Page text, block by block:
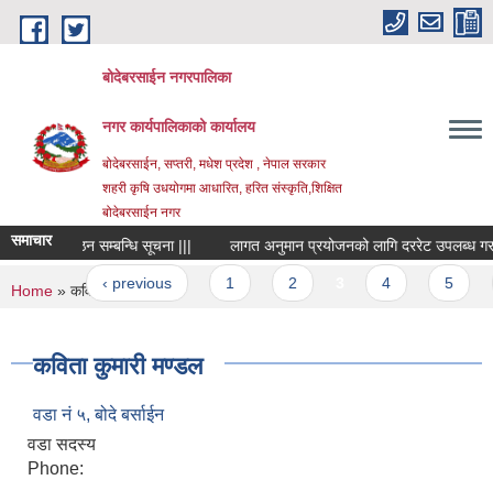
Skip to main content
बोदेबरसाईन नगरपालिका
नगर कार्यपालिकाको कार्यालय
बोदेबरसाईन, सप्तरी, मधेश प्रदेश , नेपाल सरकार
शहरी कृषि उधयोगमा आधारित, हरित संस्कृति,शिक्षित
बोदेबरसाईन नगर
समाचार
समिति गठन सम्बन्धि सूचना ||| लागत अनुमान प्रयोजनको लागि दररेट उपलब्ध
‹ previous
You are here
Home » कविता कुमारी मण्डल
कविता कुमारी मण्डल
वडा नं‌ ५, बोदे बर्साईन
वडा सदस्य
Phone: